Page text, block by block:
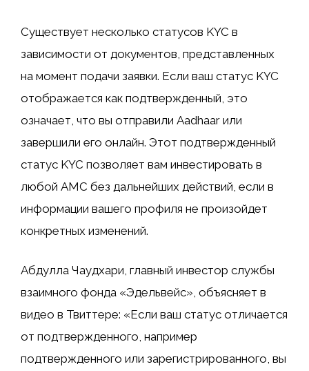
Существует несколько статусов KYC в
зависимости от документов, представленных
на момент подачи заявки. Если ваш статус KYC
отображается как подтвержденный, это
означает, что вы отправили Aadhaar или
завершили его онлайн. Этот подтвержденный
статус KYC позволяет вам инвестировать в
любой AMC без дальнейших действий, если в
информации вашего профиля не произойдет
конкретных изменений.
Абдулла Чаудхари, главный инвестор службы
взаимного фонда «Эдельвейс», объясняет в
видео в Твиттере: «Если ваш статус отличается
от подтвержденного, например
подтвержденного или зарегистрированного, вы